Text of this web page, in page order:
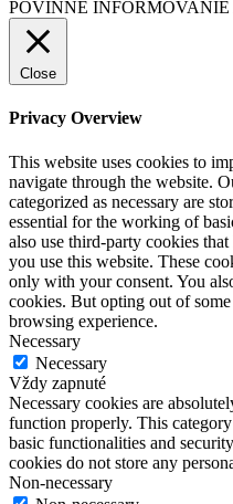
POVINNÉ INFORMOVANIE
Close
Privacy Overview
This website uses cookies to
navigate through the website.
categorized as necessary are
essential for the working of
also use third-party cookies
you use this website. These
only with your consent. You
cookies. But opting out of
browsing experience.
Necessary
Necessary
Vždy zapnuté
Necessary cookies are
function properly. This
basic functionalities and
cookies do not store any
Non-necessary